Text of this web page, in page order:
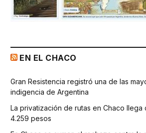
EN EL CHACO
Gran Resistencia registró una de las
indigencia de Argentina
La privatización de rutas en Chaco llega
4.259 pesos